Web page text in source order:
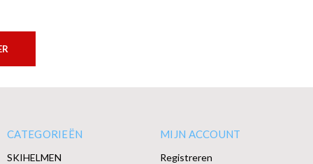
CATEGORIEËN
SKIHELMEN
MIJN ACCOUNT
Registreren